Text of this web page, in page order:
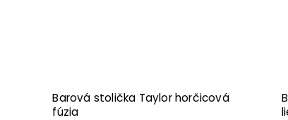
Barová stolička Taylor horčicová
fúzia